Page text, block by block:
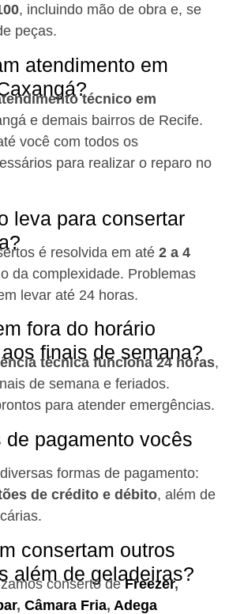
, incluindo mão de obra e, se
peças.
atendimento em
técnico em
e demais bairros de Recife.
você com todos os
para realizar o reparo no
leva para consertar
é resolvida em até 2 a 4
da complexidade. Problemas
levar até 24 horas.
fora do horário
finais de semana?
técnica funciona 24 horas,
de semana e feriados.
para atender emergências.
de pagamento vocês
formas de pagamento:
de crédito e débito, além de
consertam outros
além de geladeiras?
conserto deFreezer,
, Câmara Fria, Adega